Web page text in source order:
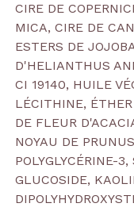
CIRE DE
MICA, CIRE DE
ESTERS DE
D'HELIANTHUS
CI 19140, HUILE
LÉCITHINE,
DE FLEUR
NOYAU DE
POLYGLYCÉRINE-
GLUCOSIDE,